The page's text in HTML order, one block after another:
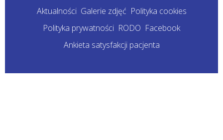
Aktualności Galerie zdjęć Polityka cookies
Polityka prywatności RODO Facebook
Ankieta satysfakcji pacjenta